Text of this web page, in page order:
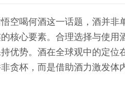
空喝何酒这一话题，酒并非
核心要素。合理选择与使
优势。酒在全球观中的定
贪杯，而是借助酒力激发